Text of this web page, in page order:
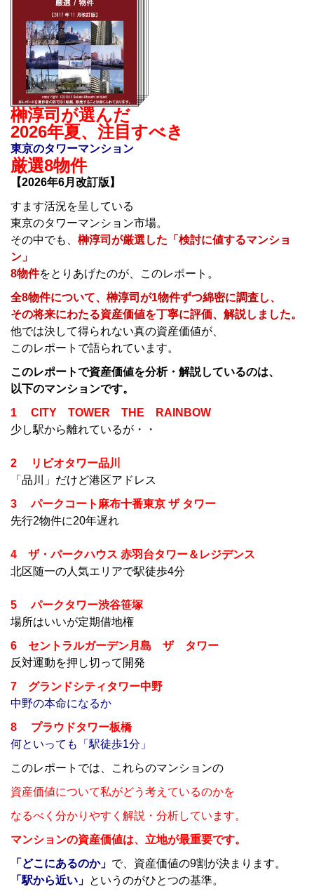
榊淳司が選んだ
2026年夏、注目すべき
東京のタワーマンション
厳選8物件
【2026年6月改訂版】
すます活況を呈している
東京のタワーマンション市場。
その中でも、 榊淳司が厳選した「検討に値するマンショ
ン」
8物件をとりあげたのが、このレポート。
全8物件について、榊淳司が1物件ずつ綿密に調査し、
その将来にわたる資産価値を丁寧に評価、解説しました。
他では決して得られない真の資産価値が、
このレポートで語られています。
このレポートで資産価値を分析・解説しているのは、
以下のマンションです。
1 CITY TOWER THE RAINBOW
少し駅から離れているが・・
2 リビオタワー品川
「品川」だけど港区アドレス
3 パークコート麻布十番東京 ザ タワー
先行2物件に20年遅れ
4 ザ・パークハウス 赤羽台タワー＆レジデンス
北区随一の人気エリアで駅徒歩4分
5 パークタワー渋谷笹塚
場所はいいが定期借地権
6 セントラルガーデン月島 ザ タワー
反対運動を押し切って開発
7 グランドシティタワー中野
中野の本命になるか
8 プラウドタワー板橋
何といっても「駅徒歩1分」
このレポートでは、これらのマンションの
資産価値について私がどう考えているのかを
なるべく分かりやすく解説・分析しています。
マンションの資産価値は、立地が最重要です。
「どこにあるのか」 で、資産価値の9割が決まります。
「駅から近い」 というのがひとつの基準。